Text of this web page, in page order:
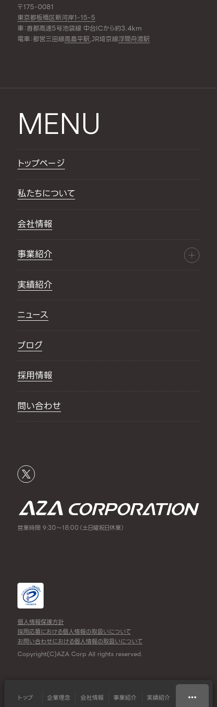
トップ 企業理念 会社情報 事業紹介 実績紹介
〒175-0081
東京都板橋区新河岸1-15-5
車：首都高速5号池袋線 中台ICから約3.4km
電車：都営三田線高島平駅,JR埼京線浮間舟渡駅
MENU
トップページ
私たちについて
会社情報
事業紹介
実績紹介
ニュース
ブログ
採用情報
問い合わせ
営業時間 9:30～18:00（土日曜祝日休業）
個人情報保護方針
採用応募における個人情報の取扱いについて
お問い合わせにおける個人情報の取扱いについて
Copyright(C)AZA Corp All rights reserved.